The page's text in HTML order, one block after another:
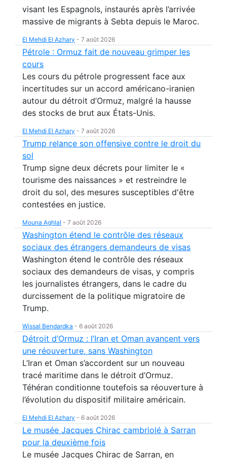
visant les Espagnols, instaurés après l’arrivée
massive de migrants à Sebta depuis le Maroc.
El Mehdi El Azhary - 7 août 2026
Pétrole : Ormuz fait de nouveau grimper les
cours
Les cours du pétrole progressent face aux
incertitudes sur un accord américano-iranien
autour du détroit d’Ormuz, malgré la hausse
des stocks de brut aux États-Unis.
El Mehdi El Azhary - 7 août 2026
Trump relance son offensive contre le droit du
sol
Trump signe deux décrets pour limiter le «
tourisme des naissances » et restreindre le
droit du sol, des mesures susceptibles d'être
contestées en justice.
Mouna Aghlal - 7 août 2026
Washington étend le contrôle des réseaux
sociaux des étrangers demandeurs de visas
Washington étend le contrôle des réseaux
sociaux des demandeurs de visas, y compris
les journalistes étrangers, dans le cadre du
durcissement de la politique migratoire de
Trump.
Wissal Bendardka - 6 août 2026
Détroit d’Ormuz : l’Iran et Oman avancent vers
une réouverture, sans Washington
L’Iran et Oman s’accordent sur un nouveau
tracé maritime dans le détroit d’Ormuz.
Téhéran conditionne toutefois sa réouverture à
l’évolution du dispositif militaire américain.
El Mehdi El Azhary - 6 août 2026
Le musée Jacques Chirac cambriolé à Sarran
pour la deuxième fois
Le musée Jacques Chirac de Sarran, en